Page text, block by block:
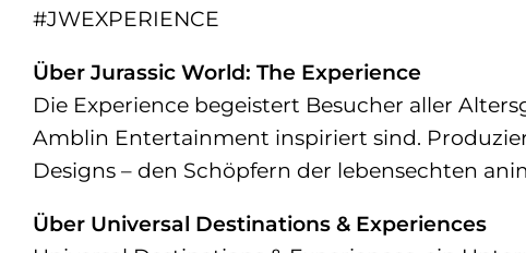
#JWEXPERIENCE
Über Jurassic World: The Experience
Die Experience begeistert Besucher aller
Amblin Entertainment inspiriert sind.
Designs – den Schöpfern der lebensechten
Über Universal Destinations & Experiences